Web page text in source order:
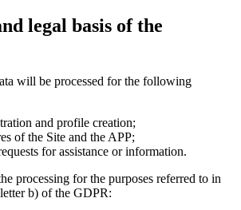
legal basis of the
will be processed for the following
and profile creation;
of the Site and the APP;
for assistance or information.
processing for the purposes referred to in
b) of the GDPR: